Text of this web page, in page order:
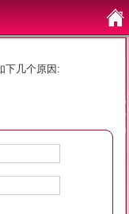
下几个原因: